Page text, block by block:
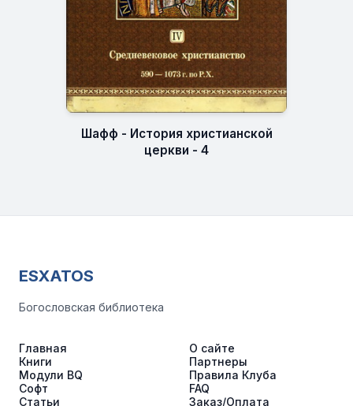
Шафф - История христианской
церкви - 4
ESXATOS
Богословская библиотека
Главная
Книги
Модули BQ
Софт
Статьи
О сайте
Партнеры
Правила Клуба
FAQ
Заказ/Оплата